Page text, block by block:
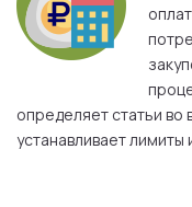
определяет статьи
устанавливает